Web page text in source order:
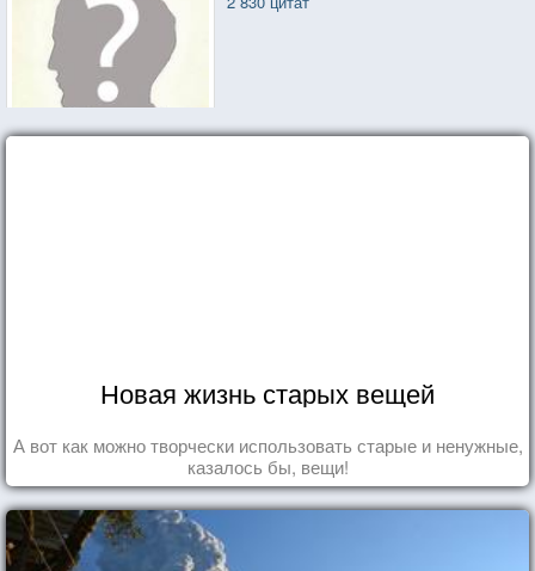
Новая жизнь старых вещей
А вот как можно творчески использовать старые и ненужные,
казалось бы, вещи!